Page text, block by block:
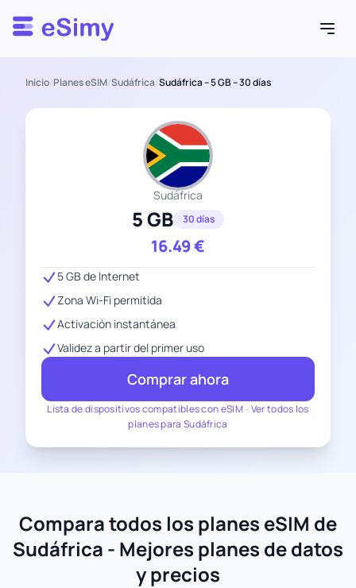
Esimy
Inicio/Planes eSIM/Sudáfrica/Sudáfrica – 5 GB – 30 días
Sudáfrica
5 GB 30 días
16.49€
Lista de dispositivos compatibles con eSIM- Ver todos los
planes para Sudáfrica
5 GB de Internet
Zona Wi-Fi permitida
Activación instantánea
Validez a partir del primer uso
Comprar ahora
Compara todos los planes eSIM de
Sudáfrica - Mejores planes de datos
y precios